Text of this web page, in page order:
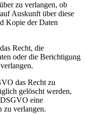
zu verlangen, ob
Auskunft über diese
Kopie der Daten
Recht, die
oder die Berichtigung
das Recht zu
gelöscht werden,
eine
zu verlangen.